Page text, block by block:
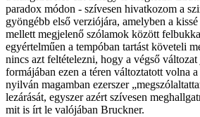
paradox módon - szívesen hivatkozom a
gyöngébb első verziójára, amelyben a
mellett megjelenő szólamok között
egyértelműen a tempóban tartást követeli
nincs azt feltételezni, hogy a végső
formájában ezen a téren változtatott volna
nyilván magamban ezerszer
lezárását, egyszer azért szívesen
mit is írt le valójában Bruckner.